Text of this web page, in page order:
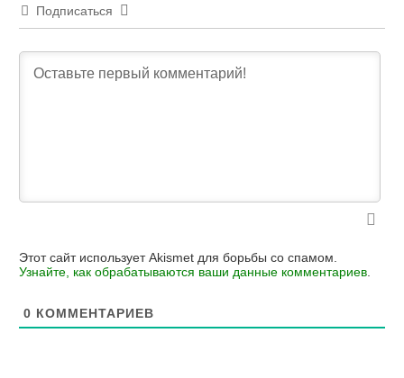
Подписаться
Этот сайт использует Akismet для борьбы со спамом.
Узнайте, как обрабатываются ваши данные комментариев.
0 КОММЕНТАРИЕВ